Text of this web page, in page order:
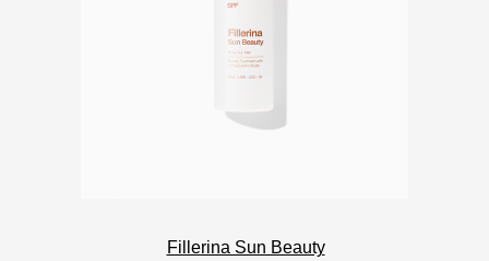
Fillerina Sun Beauty